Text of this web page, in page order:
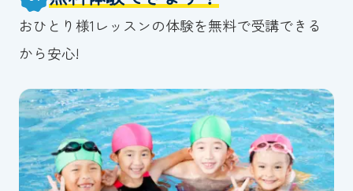
おひとり様1レッスンの体験を無料で受講できる
から安心!